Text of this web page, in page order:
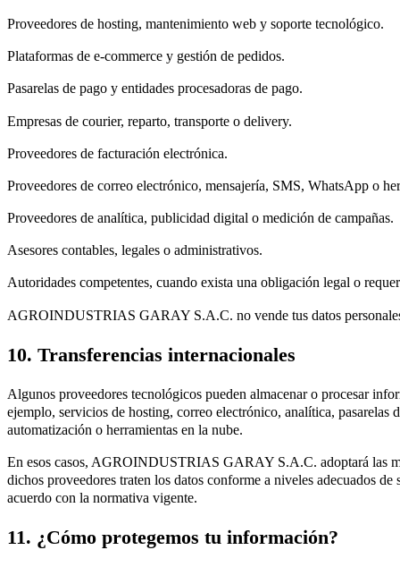
Proveedores de hosting, mantenimiento web y soporte tecnológico.
Plataformas de e-commerce y gestión de pedidos.
Pasarelas de pago y entidades procesadoras de pago.
Empresas de courier, reparto, transporte o delivery.
Proveedores de facturación electrónica.
Proveedores de correo electrónico, mensajería, SMS, WhatsApp o
Proveedores de analítica, publicidad digital o medición de campañas.
Asesores contables, legales o administrativos.
Autoridades competentes, cuando exista una obligación legal o
AGROINDUSTRIAS GARAY S.A.C. no vende tus datos
10. Transferencias internacionales
Algunos proveedores tecnológicos pueden almacenar o procesar
ejemplo, servicios de hosting, correo electrónico, analítica, pasarelas
automatización o herramientas en la nube.
En esos casos, AGROINDUSTRIAS GARAY S.A.C. adoptará las
dichos proveedores traten los datos conforme a niveles adecuados
acuerdo con la normativa vigente.
11. ¿Cómo protegemos tu información?